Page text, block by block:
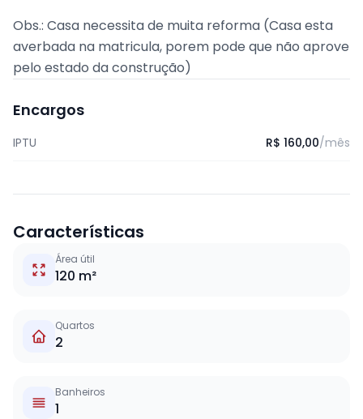
Obs.: Casa necessita de muita reforma (Casa esta
averbada na matricula, porem pode que não aprove
pelo estado da construção)
Encargos
IPTU R$ 160,00/mês
Características
Área útil
120 m²
Quartos
2
Banheiros
1